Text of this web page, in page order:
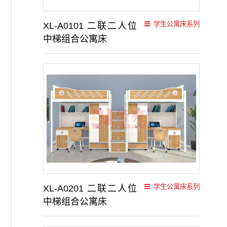
XL-A0101 二联二人位
中梯组合公寓床
学生公寓床系列
XL-A0201 二联二人位
中梯组合公寓床
学生公寓床系列